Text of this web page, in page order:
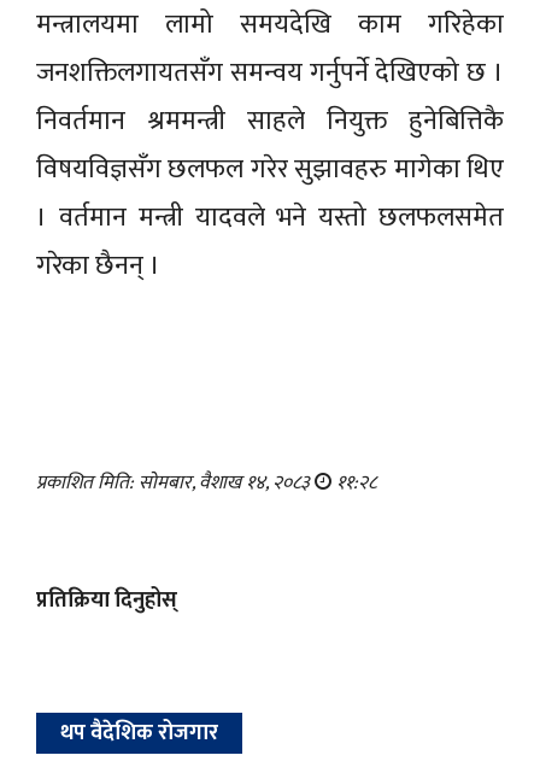
मन्त्रालयमा लामो समयदेखि काम गरिहेका
जनशक्तिलगायतसँग समन्वय गर्नुपर्ने देखिएको छ ।
निवर्तमान श्रममन्त्री साहले नियुक्त हुनेबित्तिकै
विषयविज्ञसँग छलफल गरेर सुझावहरु मागेका थिए
। वर्तमान मन्त्री यादवले भने यस्तो छलफलसमेत
गरेका छैनन् ।
प्रकाशित मिति: सोमबार, वैशाख १४, २०८३ ११:२८
प्रतिक्रिया दिनुहोस्
थप वैदेशिक रोजगार